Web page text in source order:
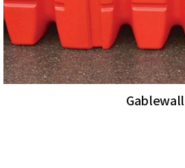
Gablewall